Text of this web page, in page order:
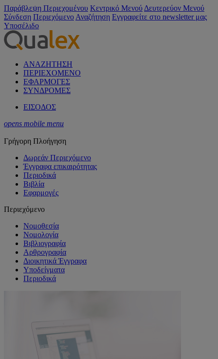
Παράβλεψη Περιεχομένου Κεντρικό Μενού Δευτερεύον Μενού
Σύνδεση Περιεχόμενο Αναζήτηση Εγγραφείτε στο newsletter μας
Υποσέλιδο
ΑΝΑΖΗΤΗΣΗ
ΠΕΡΙΕΧΟΜΕΝΟ
ΕΦΑΡΜΟΓΕΣ
ΣΥΝΔΡΟΜΕΣ
ΕΙΣΟΔΟΣ
opens mobile menu
Γρήγορη Πλοήγηση
Δωρεάν Περιεχόμενο
Έγγραφα επικαιρότητας
Περιοδικά
Βιβλία
Εφαρμογές
Περιεχόμενο
Νομοθεσία
Νομολογία
Βιβλιογραφία
Αρθρογραφία
Διοικητικά Έγγραφα
Υποδείγματα
Περιοδικά